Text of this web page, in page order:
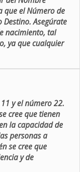
que el Número de
Asegúrate
nacimiento, tal
ya que cualquier
y el número 22.
cree que tienen
la capacidad de
personas a
se cree que
y de